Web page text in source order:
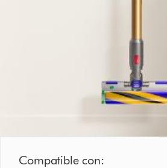
Compatible con: